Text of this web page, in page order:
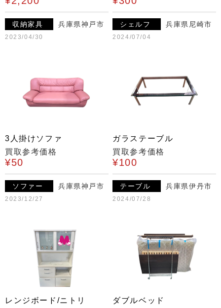
収納家具 兵庫県神戸市
2023/04/30
シェルフ 兵庫県尼崎市
2024/07/04
3人掛けソファ
買取参考価格
¥50
ソファー 兵庫県神戸市
2023/12/27
ガラステーブル
買取参考価格
¥100
テーブル 兵庫県伊丹市
2024/07/28
レンジボード/ニトリ
ダブルベッド